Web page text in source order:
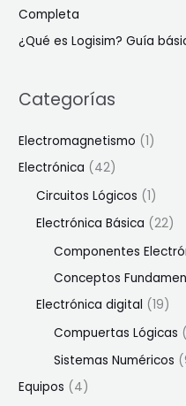
Completa
¿Qué es Logisim? Guía
Categorías
Electromagnetismo (1)
Electrónica (42)
Circuitos Lógicos (1)
Electrónica Básica (22)
Componentes
Conceptos
Electrónica digital (19)
Compuertas Lógicas
Sistemas Numéricos
Equipos (4)